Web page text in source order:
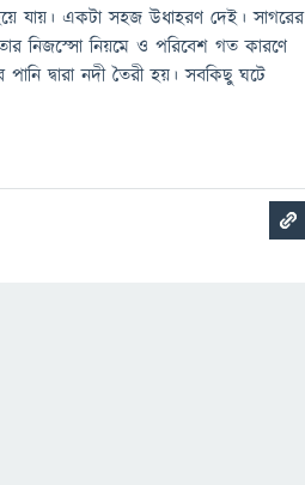
যায়। একটা সহজ উধাহরণ দেই। সাগরের
নিজস্সো নিয়মে ও পরিবেশ গত কারণে
দ্বারা নদী তৈরী হয়। সবকিছু ঘটে